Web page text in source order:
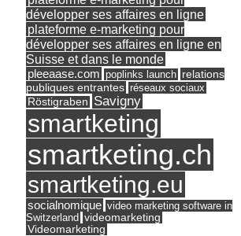
développer ses affaires en ligne
plateforme e-marketing pour
développer ses affaires en ligne en
Suisse et dans le monde
pleeaase.com poplinks launch relations
publiques entrantes réseaux sociaux
Röstigraben Savigny
smartketing
smartketing.ch
smartketing.eu
socialnomique video marketing software in
Switzerland videomarketing
Videomarketing